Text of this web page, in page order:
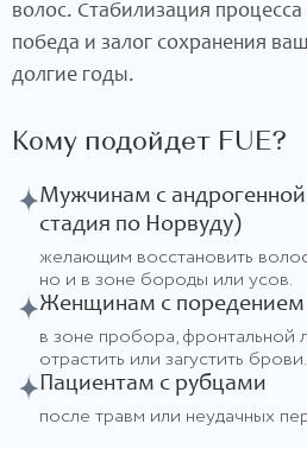
волос. Стабилизация
победа и залог сохранения
долгие годы.
Кому подойдет FUE?
Мужчинам с
стадия по Норвуду)
желающим восстановить
но и в зоне бороды или усов.
Женщинам с поредением
в зоне пробора,
отрастить или загустить брови.
Пациентам с рубцами
после травм или неудачных